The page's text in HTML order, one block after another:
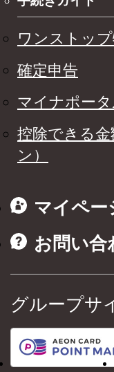
ワンストッ
確定申告
マイナポー
控除できる
ン）
マイペー
お問い合
グループサ